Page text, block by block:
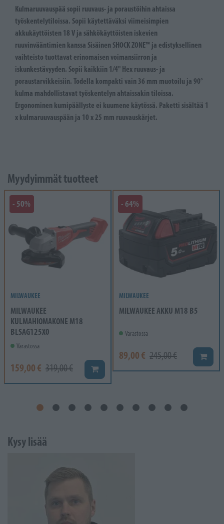
Kulmaruuvauspää sopii ruuvaus- ja poraustöihin ahtaissa
työskentelytiloissa. Sopii käytettäväksi viimeisimpien
akkukäyttöisten 18 V ja sähkökäyttöisten iskevien
ruuvinvääntimien kanssa Sisäinen SHOCK ZONE™ ja edistyksellinen
vaihteisto tuottavat erinomaisen voimansiirron ja
iskunkestävyyden. Sopii kaikkiin 1/4" Hex ruuvaus- ja
poraustarvikkeisiin. Todella kompakti vain 36 mm muotoilu ja 90°
kulma mahdollistavat työskentelyn ahtaissakin tiloissa.
Ergonominen kumipäällyste ei kuumene käytössä. Paketti sisältää 1
x kulmaruuvauspään ja 10 x 25 mm ruuvauskärjet.
Myydyimmät tuotteet
- 50%
MILWAUKEE
MILWAUKEE
KULMAHIOMAKONE M18
BLSAG125X0
Varastossa
159,00 € 319,00 € Lisää koriin
- 64%
MILWAUKEE
MILWAUKEE AKKU M18 B5
Varastossa
89,00 € 245,00 € Lisää
Kysy lisää